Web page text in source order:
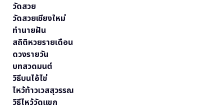
วัดสวย
วัดสวยเชียงใหม่
ทำนายฝัน
สถิติหวยรายเดือน
ดวงรายวัน
บทสวดมนต์
วิธีบนไอ้ไข่
ไหว้ท้าวเวสสุวรรณ
วิธีไหว้วัดแขก